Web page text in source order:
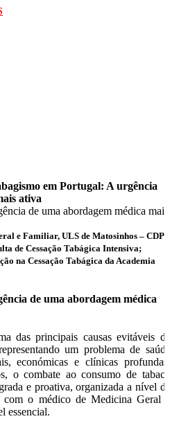
em Portugal: A urgência
ativa
e Familiar, ULS de Matosinhos – CDP
de Cessação Tabágica Intensiva;
na Cessação Tabágica da Academia
de uma abordagem médica
das principais causas evitáveis de
um problema de saúde
económicas e clínicas profundas.
o combate ao consumo de tabaco
e proativa, organizada a nível da
com o médico de Medicina Geral e
essencial.